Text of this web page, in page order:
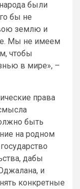
были
бы не
землю и
Мы не имеем
чтобы
в мире», –
права
быть
на родном
дабы
и
конкретные